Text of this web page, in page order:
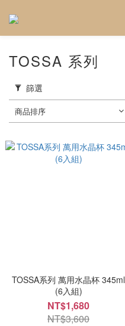
TOSSA 系列
篩選
商品排序
TOSSA系列 萬用水晶杯 345ml
(6入組)
NT$1,680
NT$3,600